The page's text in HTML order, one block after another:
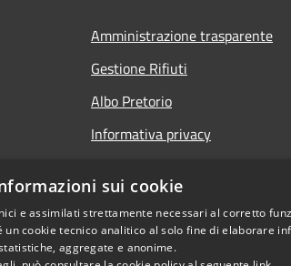
Amministrazione trasparente
Gestione Rifiuti
Albo Pretorio
Informativa privacy
Dichiarazione di accessibilità
sui cookie
e assimilati strettamente necessari al corretto
un cookie tecnico analitico al solo fine di elaborare
aggregate e anonime.